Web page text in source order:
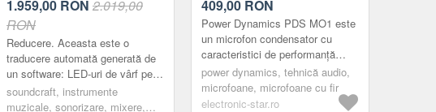
1.959,00 RON 2.019,00
RON
Reducere. Aceasta este o
traducere automată generată de
un software: LED-uri de vârf pe
toate canalele, dimensiuni: 330 x
91 x 362 mm. Greutate 4, 6 kg.
soundcraft, instrumente
muzicale, sonorizare, mixere,
STUDIO CU CONDENSATOR
409,00 RON
Power Dynamics PDS MO1 este
un microfon condensator cu
caracteristici de performanță
sofisticate și o bună calitate a
semnalului. Are o distorsiune...
power dynamics, tehnică audio,
microfoane, microfoane cu fir
electronic-star.ro